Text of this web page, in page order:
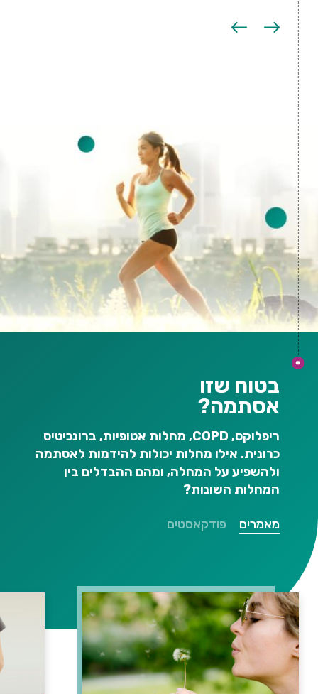
בטוח שזו
אסתמה?
ריפלוקס, COPD, מחלות אטופיות, ברונכיטיס
כרונית. אילו מחלות יכולות להידמות לאסתמה
ולהשפיע על המחלה, ומהם ההבדלים בין
המחלות השונות?
מאמרים פודקאסטים